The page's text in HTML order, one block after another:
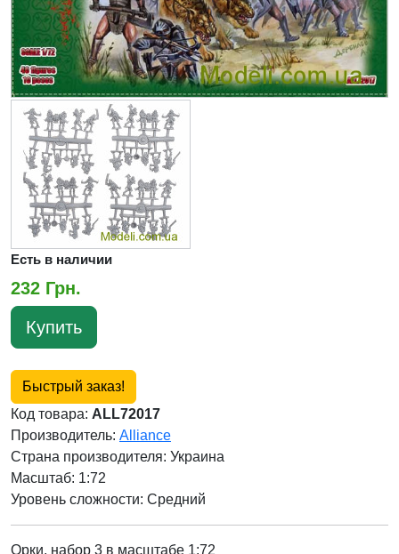
Есть в наличии
232 Грн.
Купить
Быстрый заказ!
Код товара: ALL72017
Производитель: Alliance
Страна производителя: Украина
Масштаб: 1:72
Уровень сложности: Cредний
Орки, набор 3 в масштабе 1:72